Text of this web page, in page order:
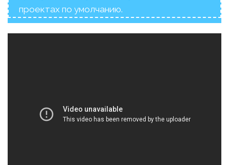
проектах по умолчанию.